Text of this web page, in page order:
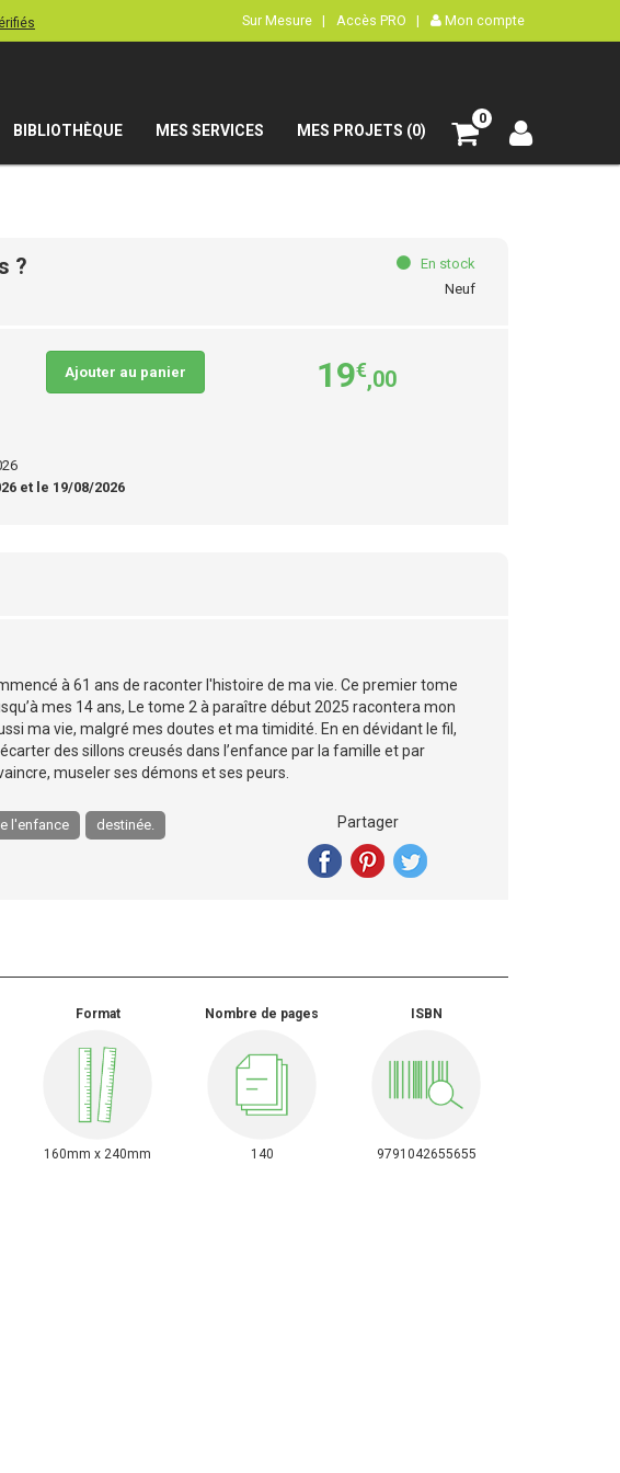
Sur Mesure | Accès PRO | Mon compte
BIBLIOTHÈQUE MES SERVICES MES PROJETS (0)
0
?
En stock
Neuf
Ajouter au panier 19€,00
et le 19/08/2026
à 61 ans de raconter l'histoire de ma vie. Ce premier tome
mes 14 ans, Le tome 2 à paraître début 2025 racontera mon
ma vie, malgré mes doutes et ma timidité. En en dévidant le fil,
des sillons creusés dans l’enfance par la famille et par
museler ses démons et ses peurs.
l'enfance destinée. Partager
Format
160mm x 240mm
Nombre de pages
140
ISBN
9791042655655